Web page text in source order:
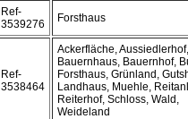
Ref-
3539276
Forsthaus
Ref-
3538464
Ackerfläche, Aussiedlerhof,
Bauernhaus, Bauernhof,
Forsthaus, Grünland,
Landhaus, Muehle,
Reiterhof, Schloss, Wald,
Weideland